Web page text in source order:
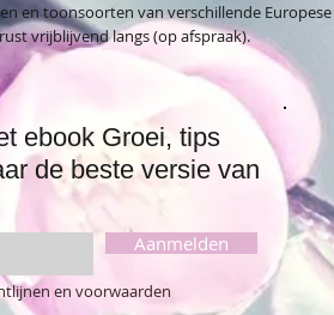
en toonsoorten van verschillende Europese
vrijblijvend langs (op afspraak).
ebook Groei, tips
de beste versie van
Aanmelden
en voorwaarden